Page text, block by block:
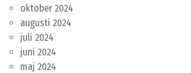
oktober 2024
augusti 2024
juli 2024
juni 2024
maj 2024